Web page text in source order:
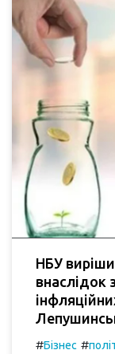
НБУ
внаслідок
#Бізнес #